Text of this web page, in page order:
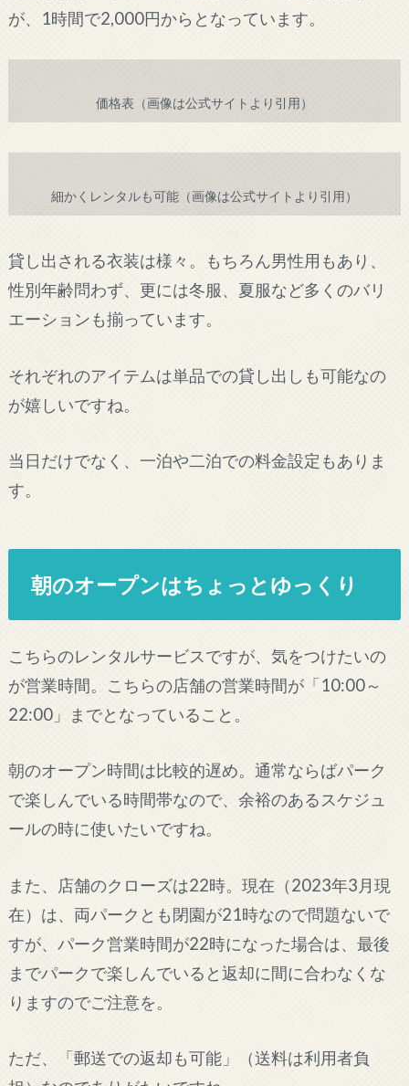
が、1時間で2,000円からとなっています。
価格表（画像は公式サイトより引用）
細かくレンタルも可能（画像は公式サイトより引用）
貸し出される衣装は様々。もちろん男性用もあり、
性別年齢問わず、更には冬服、夏服など多くのバリ
エーションも揃っています。
それぞれのアイテムは単品での貸し出しも可能なの
が嬉しいですね。
当日だけでなく、一泊や二泊での料金設定もありま
す。
朝のオープンはちょっとゆっくり
こちらのレンタルサービスですが、気をつけたいの
が営業時間。こちらの店舗の営業時間が「10:00～
22:00」までとなっていること。
朝のオープン時間は比較的遅め。通常ならばパーク
で楽しんでいる時間帯なので、余裕のあるスケジュ
ールの時に使いたいですね。
また、店舗のクローズは22時。現在（2023年3月現
在）は、両パークとも閉園が21時なので問題ないで
すが、パーク営業時間が22時になった場合は、最後
までパークで楽しんでいると返却に間に合わなくな
りますのでご注意を。
ただ、「郵送での返却も可能」（送料は利用者負